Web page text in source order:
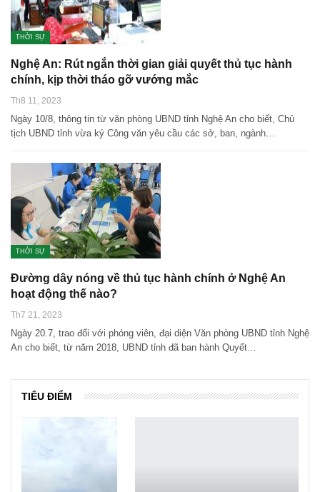
THỜI SỰ
Nghệ An: Rút ngắn thời gian giải quyết thủ tục hành
chính, kịp thời tháo gỡ vướng mắc
Th8 11, 2023
Ngày 10/8, thông tin từ văn phòng UBND tỉnh Nghệ An cho biết, Chủ
tịch UBND tỉnh vừa ký Công văn yêu cầu các sở, ban, ngành…
THỜI SỰ
Đường dây nóng về thủ tục hành chính ở Nghệ An
hoạt động thế nào?
Th7 21, 2023
Ngày 20.7, trao đổi với phóng viên, đại diện Văn phòng UBND tỉnh Nghệ
An cho biết, từ năm 2018, UBND tỉnh đã ban hành Quyết…
TIÊU ĐIỂM